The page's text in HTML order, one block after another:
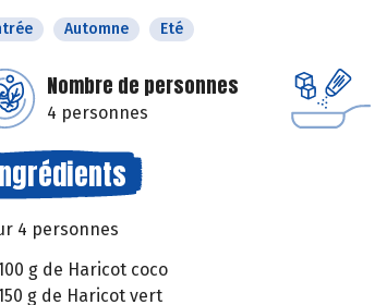
Automne Eté
Nombre de personnes
4 personnes
4 personnes
g de Haricot coco
g de Haricot vert